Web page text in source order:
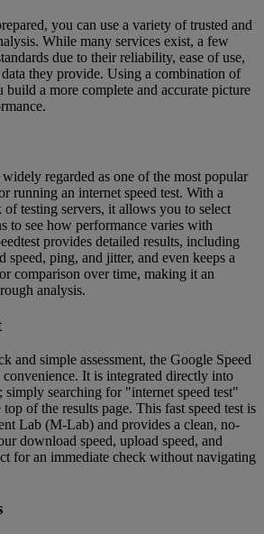
you can use a variety of trusted and
While many services exist, a few
due to their reliability, ease of use,
they provide. Using a combination of
build a more complete and accurate picture
regarded as one of the most popular
running an internet speed test. With a
testing servers, it allows you to select
to see how performance varies with
provides detailed results, including
speed, ping, and jitter, and even keeps a
comparison over time, making it an
analysis.
and simple assessment, the Google Speed
It is integrated directly into
simply searching for "internet speed test"
of the results page. This fast speed test is
Lab (M-Lab) and provides a clean, no-
download speed, upload speed, and
for an immediate check without navigating